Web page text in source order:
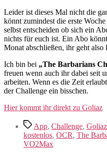
Leider ist dieses Mal nicht die
könnt zumindest die erste
selbst entscheiden ob sich ein
nichts für euch ist. Ein Abo
Monat abschließen, ihr geht
Ich bin bei „The Barbarians
freuen wenn auch ihr dabei seit
arbeiten. Wenn es die Zeit
der Challenge ein bisschen.
Hier kommt ihr direkt zu Goliaz
Schlagwörter
App, Challenge, Goliaz
kostenlos, OCR, The
VO2Max